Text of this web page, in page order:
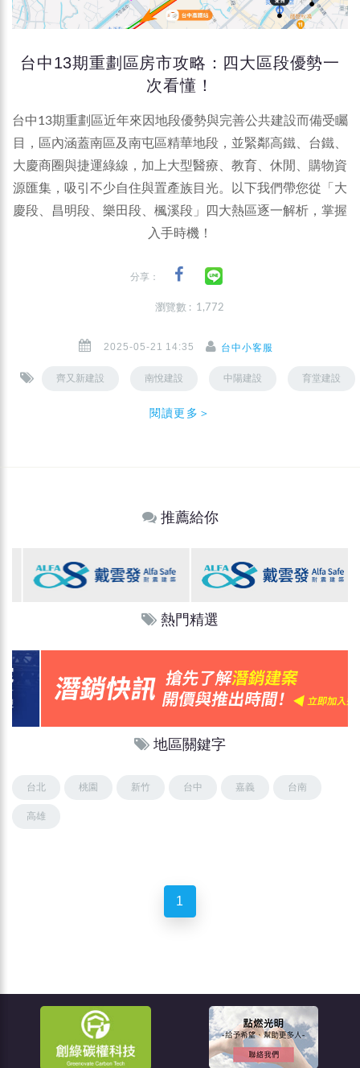
台中13期重劃區房市攻略：四大區段優勢一
次看懂！
台中13期重劃區近年來因地段優勢與完善公共建設而備受矚
目，區內涵蓋南區及南屯區精華地段，並緊鄰高鐵、台鐵、
大慶商圈與捷運綠線，加上大型醫療、教育、休閒、購物資
源匯集，吸引不少自住與置產族目光。以下我們帶您從「大
慶段、昌明段、樂田段、楓溪段」四大熱區逐一解析，掌握
入手時機！
分享：
瀏覽數 : 1,772
2025-05-21 14:35 台中小客服
齊又新建設 南悅建設 中陽建設 育堂建設
閱讀更多＞
推薦給你
熱門精選
地區關鍵字
台北 桃園 新竹 台中 嘉義 台南
高雄
1